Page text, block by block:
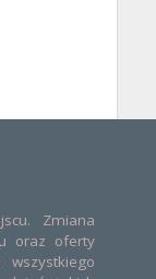
Zmiana
oraz oferty